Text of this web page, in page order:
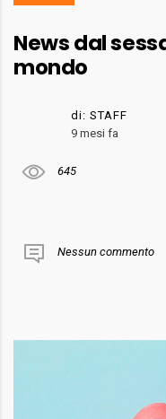
News dal
mondo
di: STAFF
9 mesi fa
645
Nessun commento